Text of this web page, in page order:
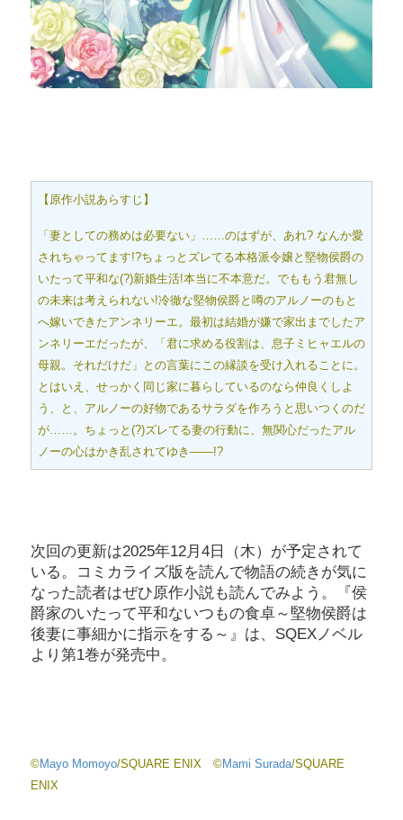
【原作小説あらすじ】
「妻としての務めは必要ない」……のはずが、あれ? なんか愛
されちゃってます!?ちょっとズレてる本格派令嬢と堅物侯爵の
いたって平和な(?)新婚生活!本当に不本意だ。でももう君無し
の未来は考えられない!冷徹な堅物侯爵と噂のアルノーのもと
へ嫁いできたアンネリーエ。最初は結婚が嫌で家出までしたア
ンネリーエだったが、「君に求める役割は、息子ミヒャエルの
母親。それだけだ」との言葉にこの縁談を受け入れることに。
とはいえ、せっかく同じ家に暮らしているのなら仲良くしよ
う、と、アルノーの好物であるサラダを作ろうと思いつくのだ
が……。ちょっと(?)ズレてる妻の行動に、無関心だったアル
ノーの心はかき乱されてゆき――!?
次回の更新は2025年12月4日（木）が予定されて
いる。コミカライズ版を読んで物語の続きが気に
なった読者はぜひ原作小説も読んでみよう。『侯
爵家のいたって平和ないつもの食卓～堅物侯爵は
後妻に事細かに指示をする～』は、SQEXノベル
より第1巻が発売中。
©Mayo Momoyo/SQUARE ENIX ©Mami Surada/SQUARE
ENIX